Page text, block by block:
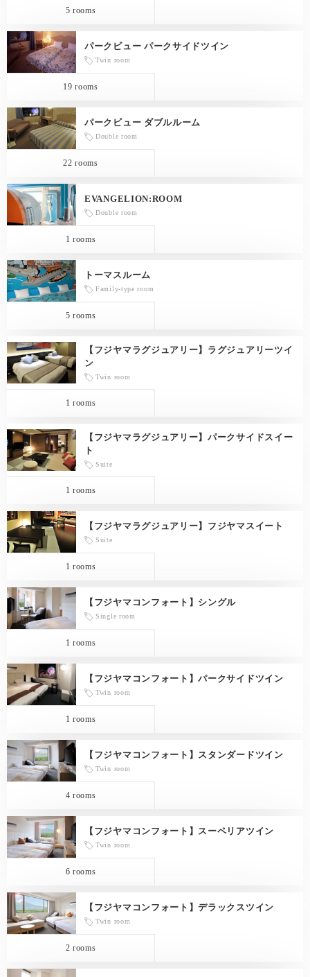
5 rooms
パークビュー パークサイドツイン
Twin room
19 rooms
パークビュー ダブルルーム
Double room
22 rooms
EVANGELION:ROOM
Double room
1 rooms
トーマスルーム
Family-type room
5 rooms
【フジヤマラグジュアリー】ラグジュアリーツイ
ン
Twin room
1 rooms
【フジヤマラグジュアリー】パークサイドスイー
ト
Suite
1 rooms
【フジヤマラグジュアリー】フジヤマスイート
Suite
1 rooms
【フジヤマコンフォート】シングル
Single room
1 rooms
【フジヤマコンフォート】パークサイドツイン
Twin room
1 rooms
【フジヤマコンフォート】スタンダードツイン
Twin room
4 rooms
【フジヤマコンフォート】スーペリアツイン
Twin room
6 rooms
【フジヤマコンフォート】デラックスツイン
Twin room
2 rooms